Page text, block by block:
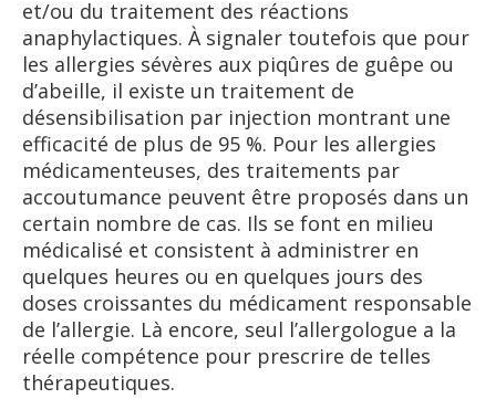
et/ou du traitement des réactions
anaphylactiques. À signaler toutefois que pour
les allergies sévères aux piqûres de guêpe ou
d’abeille, il existe un traitement de
désensibilisation par injection montrant une
efficacité de plus de 95 %. Pour les allergies
médicamenteuses, des traitements par
accoutumance peuvent être proposés dans un
certain nombre de cas. Ils se font en milieu
médicalisé et consistent à administrer en
quelques heures ou en quelques jours des
doses croissantes du médicament responsable
de l’allergie. Là encore, seul l’allergologue a la
réelle compétence pour prescrire de telles
thérapeutiques.